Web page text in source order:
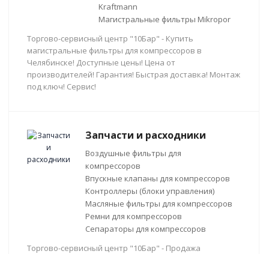
Kraftmann
Магистральные фильтры Mikropor
Торгово-сервисный центр "10Бар" - Купить
магистральные фильтры для компрессоров в
Челябинске! Доступные цены! Цена от
производителей! Гарантия! Быстрая доставка! Монтаж
под ключ! Сервис!
Запчасти и расходники
Воздушные фильтры для
компрессоров
Впускные клапаны для компрессоров
Контроллеры (блоки управления)
Масляные фильтры для компрессоров
Ремни для компрессоров
Сепараторы для компрессоров
Торгово-сервисный центр "10Бар" - Продажа